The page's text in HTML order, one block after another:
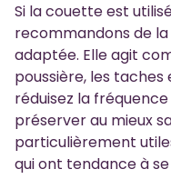
Si la couette est
recommandons de
adaptée. Elle agit
poussière, les taches
réduisez la
préserver au mieux
particulièrement
qui ont tendance à